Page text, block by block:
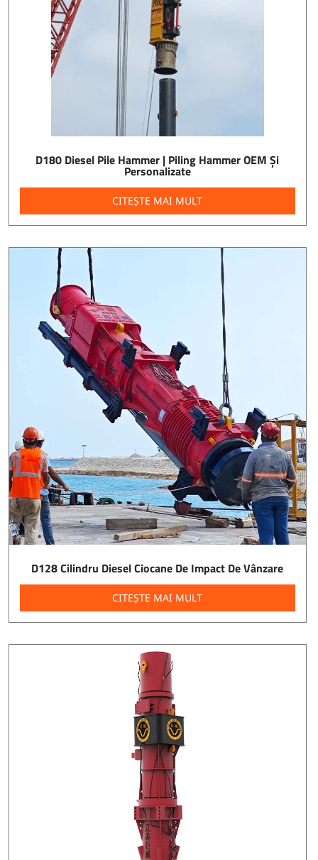
D180 Diesel Pile Hammer | Piling Hammer OEM Și
Personalizate
CITEȘTE MAI MULT
D128 Cilindru Diesel Ciocane De Impact De Vânzare
CITEȘTE MAI MULT